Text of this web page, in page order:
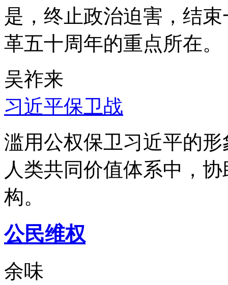
是，终止政治迫害，结
革五十周年的重点所在。
吴祚来
习近平保卫战
滥用公权保卫习近平的
人类共同价值体系中，
构。
公民维权
余味